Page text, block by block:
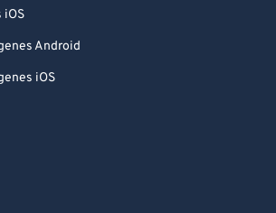
iOS
Android
iOS